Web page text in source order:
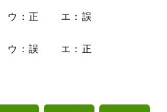
：正 エ：誤
：誤 エ：正